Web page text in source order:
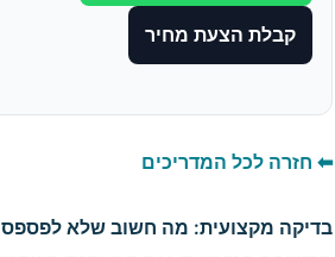
קבלת הצעת מחיר
⬅ חזרה לכל המדריכים
בדיקה מקצועית: מה חשוב שלא לפספס